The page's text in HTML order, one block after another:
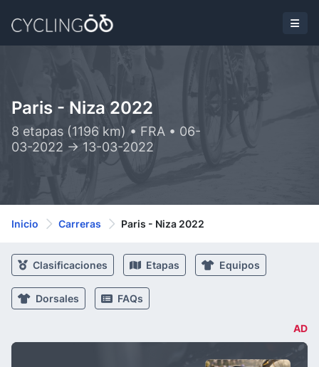
Paris - Niza 2022
8 etapas (1196 km) • FRA • 06-
03-2022 -> 13-03-2022
Inicio Carreras Paris - Niza 2022
Clasificaciones Etapas Equipos
Dorsales FAQs
AD